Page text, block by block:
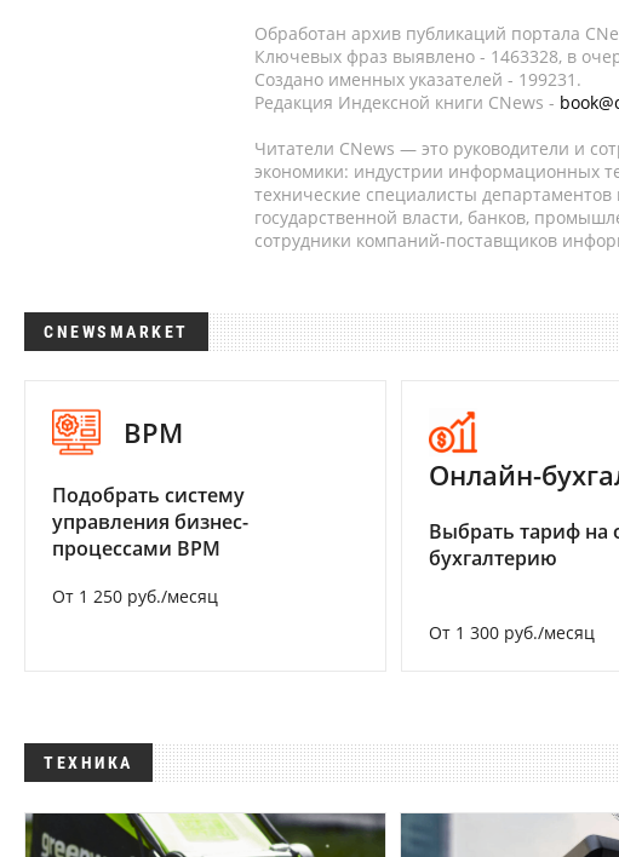
Обработан архив публикаций портала
Ключевых фраз выявлено - 1463328, в
Создано именных указателей - 199231.
Редакция Индексной книги CNews -
Читатели CNews — это руководители и
экономики: индустрии информационных
технические специалисты
государственной власти, банков,
сотрудники компаний-поставщиков
CNEWSMARKET
BPM
Подобрать систему
управления бизнес-
процессами BPM
От 1 250 руб./месяц
Онлайн-
Выбрать тариф на
бухгалтерию
От 1 300 руб./месяц
ТЕХНИКА